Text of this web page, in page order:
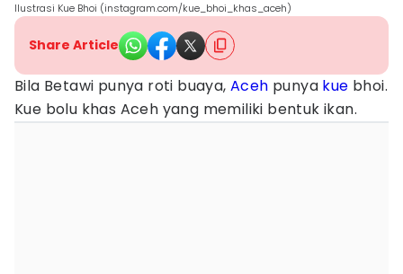
Ilustrasi Kue Bhoi (instagram.com/kue_bhoi_khas_aceh)
Share Article
Bila Betawi punya roti buaya, Aceh punya kue bhoi.
Kue bolu khas Aceh yang memiliki bentuk ikan.